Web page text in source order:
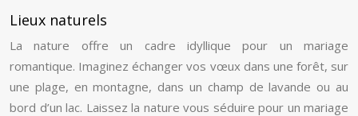
Lieux naturels
La nature offre un cadre idyllique pour un mariage
romantique. Imaginez échanger vos vœux dans une forêt, sur
une plage, en montagne, dans un champ de lavande ou au
bord d’un lac. Laissez la nature vous séduire pour un mariage